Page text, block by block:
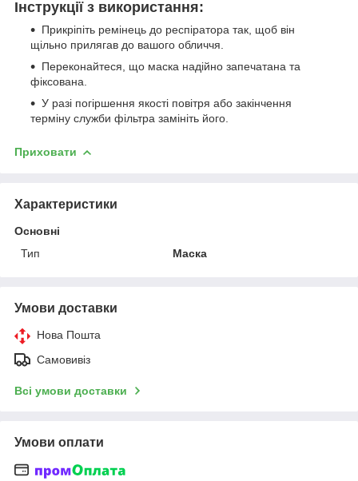
Інструкції з використання:
Прикріпіть ремінець до респіратора так, щоб він
щільно прилягав до вашого обличчя.
Переконайтеся, що маска надійно запечатана та
фіксована.
У разі погіршення якості повітря або закінчення
терміну служби фільтра замініть його.
Приховати
Характеристики
Основні
Тип
Маска
Умови доставки
Нова Пошта
Самовивіз
Всі умови доставки
Умови оплати